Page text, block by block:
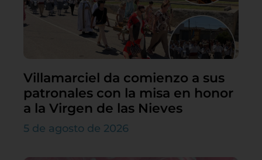
Villamarciel da comienzo a sus
patronales con la misa en honor
a la Virgen de las Nieves
5 de agosto de 2026